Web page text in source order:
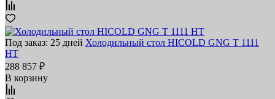
Под заказ: 25 дней Холодильный стол HICOLD GNG T 1111
HT
288 857 ₽
В корзину